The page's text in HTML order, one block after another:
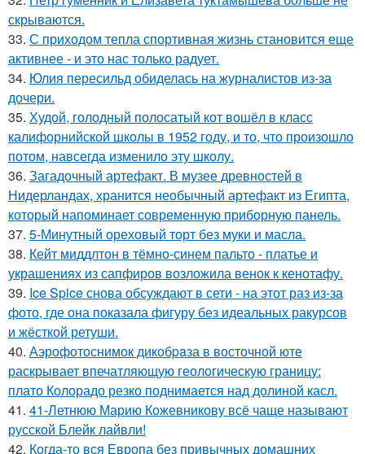
скрываются.
33. С приходом тепла спортивная жизнь становится еще
активнее - и это нас только радует.
34. Юлия пересильд обиделась на журналистов из-за
дочери.
35. Худой, голодный полосатый кот вошёл в класс
калифорнийской школы в 1952 году, и то, что произошло
потом, навсегда изменило эту школу.
36. Загадочный артефакт. В музее древностей в
Нидерландах, хранится необычный артефакт из Египта,
который напоминает современную приборную панель.
37. 5-Минутный ореховый торт без муки и масла.
38. Кейт миддлтон в тёмно-синем пальто - платье и
украшениях из сапфиров возложила венок к кенотафу.
39. Ice Spice снова обсуждают в сети - на этот раз из-за
фото, где она показала фигуру без идеальных ракурсов
и жёсткой ретуши.
40. Аэрофотоснимок дикобpaза в восточной юте
раскрывает впечатляющую геологическую границу:
плато Колорадо резко поднимается над долиной касл.
41. 41-Летнюю Марию Кожевникову всё чаще называют
русской Блейк лайвли!
42. Когда-то вся Европа без привычных домашних